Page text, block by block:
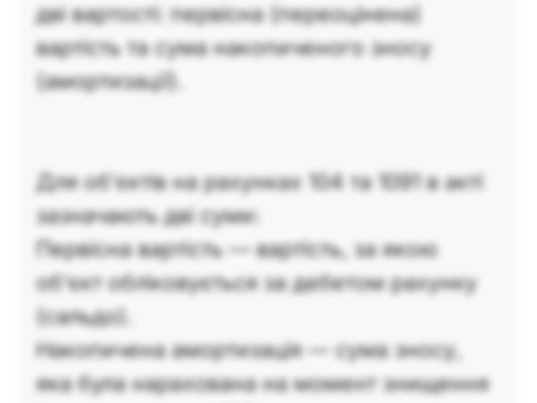
дві вартості: первісна (переоцінена)
вартість та сума накопиченого зносу
(амортизації).
Для об'єктів на рахунках 104 та 1091 в акті
зазначають дві суми:
Первісна вартість — вартість, за якою
об'єкт обліковується за дебетом рахунку
(сальдо).
Накопичена амортизація — сума зносу,
яка була нарахована на момент знищення